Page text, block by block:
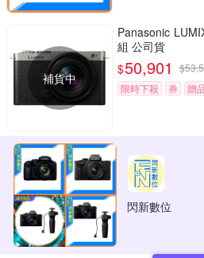
補貨中
Panasonic
組 公司貨
$50,901 $
限時下殺
券 贈
閃新數位